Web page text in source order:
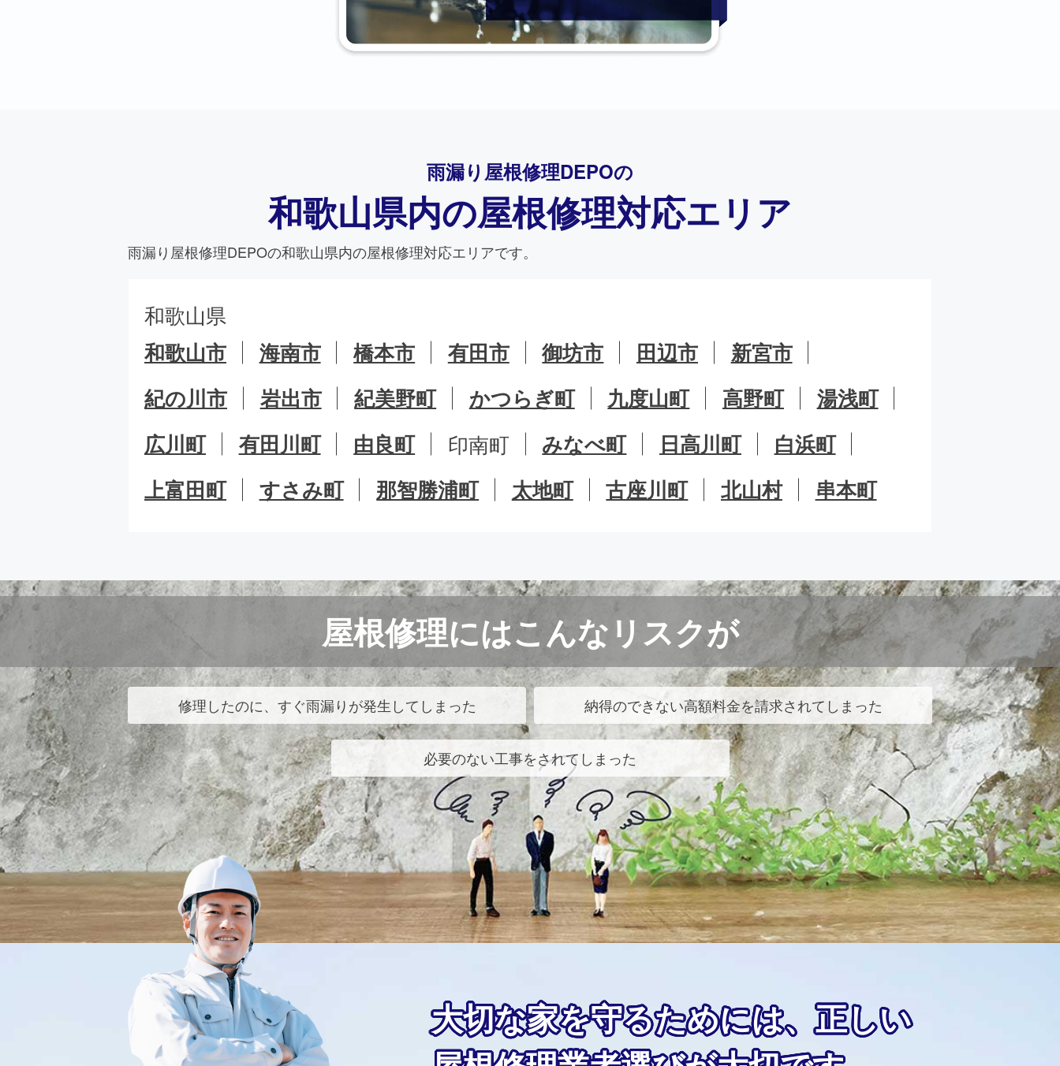
雨漏り屋根修理DEPOの
和歌山県内の屋根修理対応エリア
雨漏り屋根修理DEPOの和歌山県内の屋根修理対応エリアです。
和歌山県
和歌山市
海南市 橋本市 有田市 御坊市 田辺市
新宮市
紀の川市
岩出市 紀美野町 かつらぎ町 九度山町 高野町
湯浅町
広川町
有田川町 由良町 印南町 みなべ町 日高川町
白浜町
上富田町
すさみ町 那智勝浦町 太地町 古座川町 北山村 串本町
屋根修理にはこんなリスクが
修理したのに、すぐ雨漏りが発生してしまった 納得のできない高額料金を請求されてしまった
必要のない工事をされてしまった
大切な家を守るためには、正しい